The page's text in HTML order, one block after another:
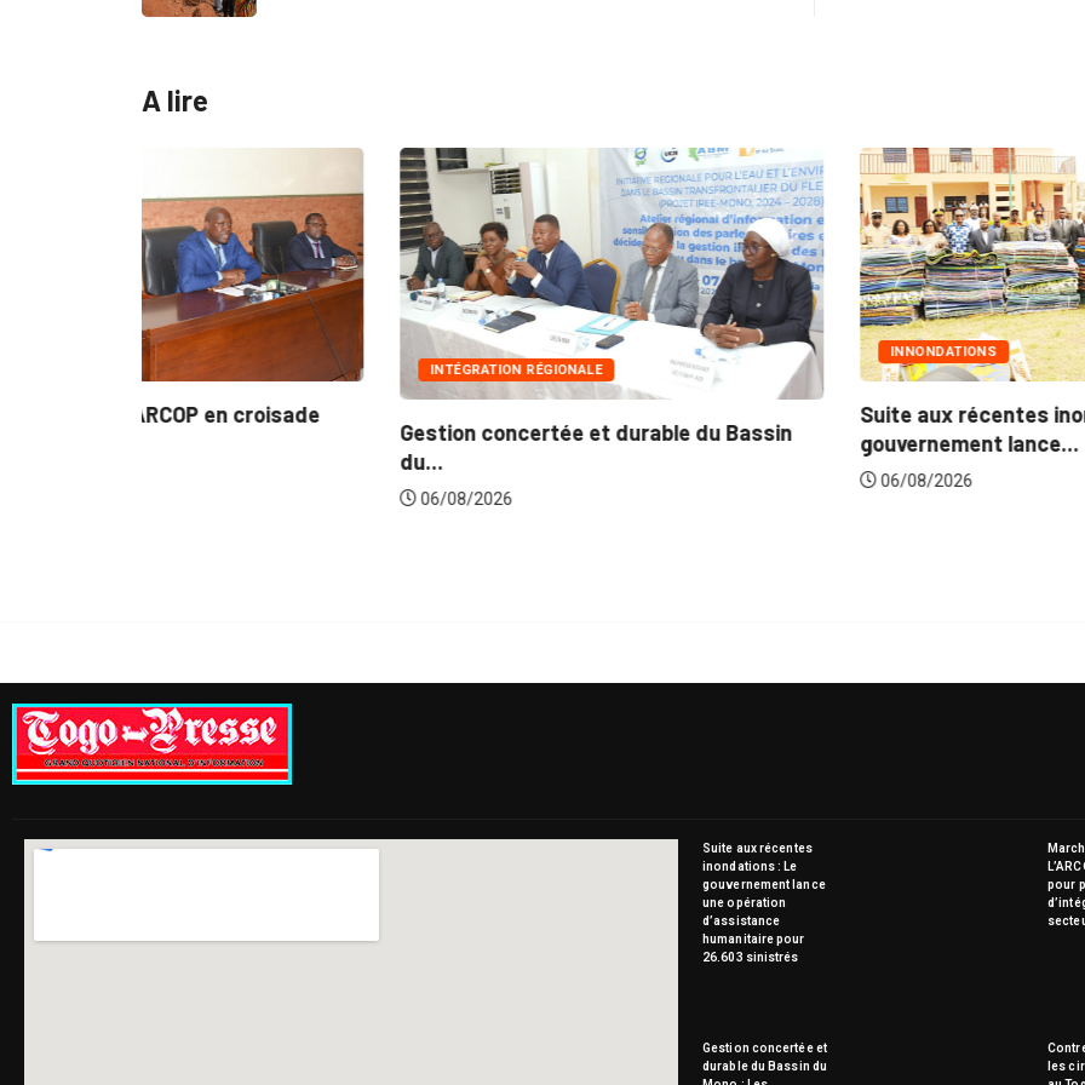
A lire
INTÉGRATION RÉGIONALE
Gestion concertée et durable du Bassin
INNONDATIONS
Suite aux récentes inondations : Le
gouvernement lance...
Suite aux récentes
inondations : Le
gouvernement lance
une opération
d’assistance
humanitaire pour
26.603 sinistrés
pour
Gestion concertée et
durable du Bassin du
les